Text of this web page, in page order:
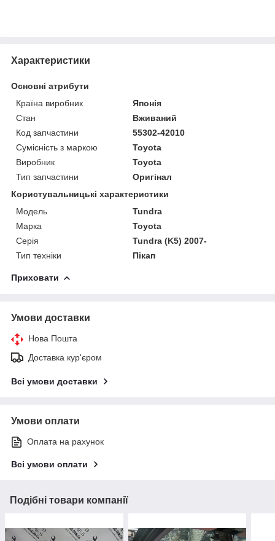
Характеристики
Основні атрибути
Країна виробник
Японія
Стан
Вживаний
Код запчастини
55302-42010
Сумісність з маркою
Toyota
Виробник
Toyota
Тип запчастини
Оригінал
Користувальницькі характеристики
Модель
Tundra
Марка
Toyota
Серія
Tundra (K5) 2007-
Тип техніки
Пікап
Приховати
Умови доставки
Нова Пошта
Доставка кур'єром
Всі умови доставки
Умови оплати
Оплата на рахунок
Всі умови оплати
Подібні товари компанії